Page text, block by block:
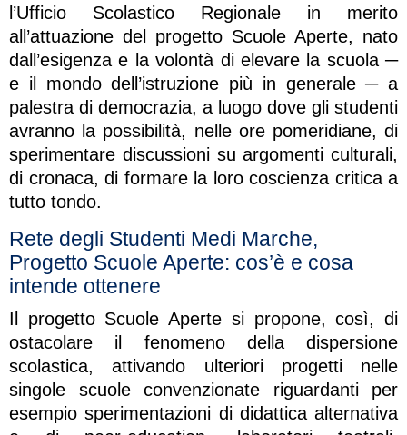
l’Ufficio Scolastico Regionale in merito
all’attuazione del progetto Scuole Aperte, nato
dall’esigenza e la volontà di elevare la scuola ─
e il mondo dell’istruzione più in generale ─ a
palestra di democrazia, a luogo dove gli studenti
avranno la possibilità, nelle ore pomeridiane, di
sperimentare discussioni su argomenti culturali,
di cronaca, di formare la loro coscienza critica a
tutto tondo.
Rete degli Studenti Medi Marche,
Progetto Scuole Aperte: cos’è e cosa
intende ottenere
Il progetto Scuole Aperte si propone, così, di
ostacolare il fenomeno della dispersione
scolastica, attivando ulteriori progetti nelle
singole scuole convenzionate riguardanti per
esempio sperimentazioni di didattica alternativa